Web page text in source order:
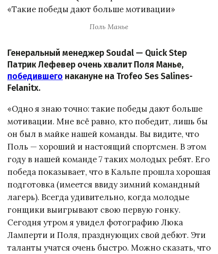
Поль Манье
Генеральный менеджер Soudal — Quick Step
Патрик Лефевер очень хвалит Поля Манье,
победившего накануне на Trofeo Ses Salines-
Felanitx.
«Одно я знаю точно: такие победы дают больше
мотивации. Мне всё равно, кто победит, лишь бы
он был в майке нашей команды. Вы видите, что
Поль — хороший и настоящий спортсмен. В этом
году в нашей команде 7 таких молодых ребят. Его
победа показывает, что в Кальпе прошла хорошая
подготовка (имеется ввиду зимний командный
лагерь). Всегда удивительно, когда молодые
гонщики выигрывают свою первую гонку.
Сегодня утром я увидел фотографию Люка
Ламперти и Поля, празднующих свой дебют. Эти
таланты учатся очень быстро. Можно сказать, что